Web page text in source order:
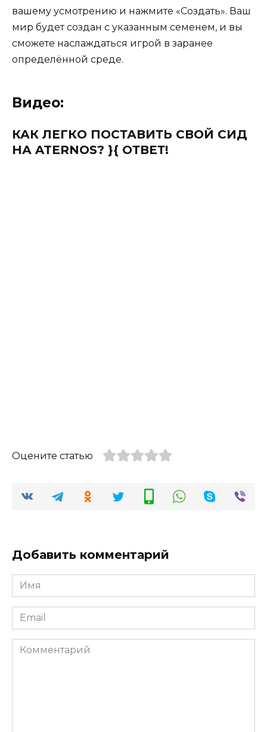
вашему усмотрению и нажмите «Создать». Ваш
мир будет создан с указанным семенем, и вы
сможете наслаждаться игрой в заранее
определённой среде.
Видео:
КАК ЛЕГКО ПОСТАВИТЬ СВОЙ СИД
НА ATERNOS? }{ ОТВЕТ!
Оцените статью
Добавить комментарий
Имя
*
Email
*
Комментарий